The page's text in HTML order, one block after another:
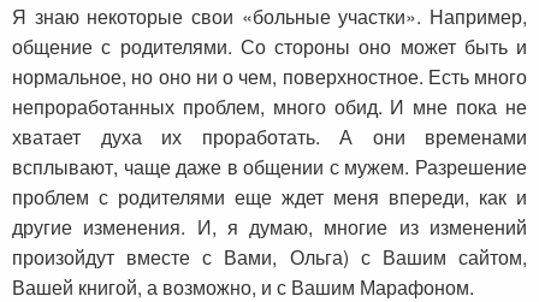
Я знаю некоторые свои «больные участки». Например,
общение с родителями. Со стороны оно может быть и
нормальное, но оно ни о чем, поверхностное. Есть много
непроработанных проблем, много обид. И мне пока не
хватает духа их проработать. А они временами
всплывают, чаще даже в общении с мужем. Разрешение
проблем с родителями еще ждет меня впереди, как и
другие изменения. И, я думаю, многие из изменений
произойдут вместе с Вами, Ольга) с Вашим сайтом,
Вашей книгой, а возможно, и с Вашим Марафоном.